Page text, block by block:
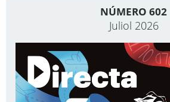
NÚMERO 602
Juliol 2026